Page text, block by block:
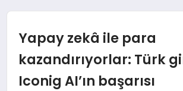
SPOR
YAŞAM
Yapay zekâ ile para
kazandırıyorlar: Türk
Iconig AI’ın başarısı